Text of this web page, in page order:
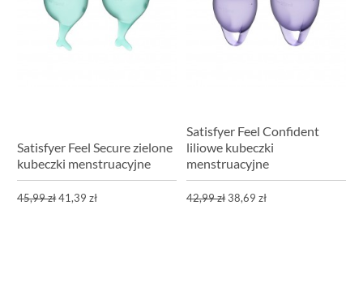
Satisfyer Feel Secure zielone
kubeczki menstruacyjne
45,99 zł41,39 zł
Satisfyer Feel Confident
liliowe kubeczki
menstruacyjne
42,99 zł38,69 zł